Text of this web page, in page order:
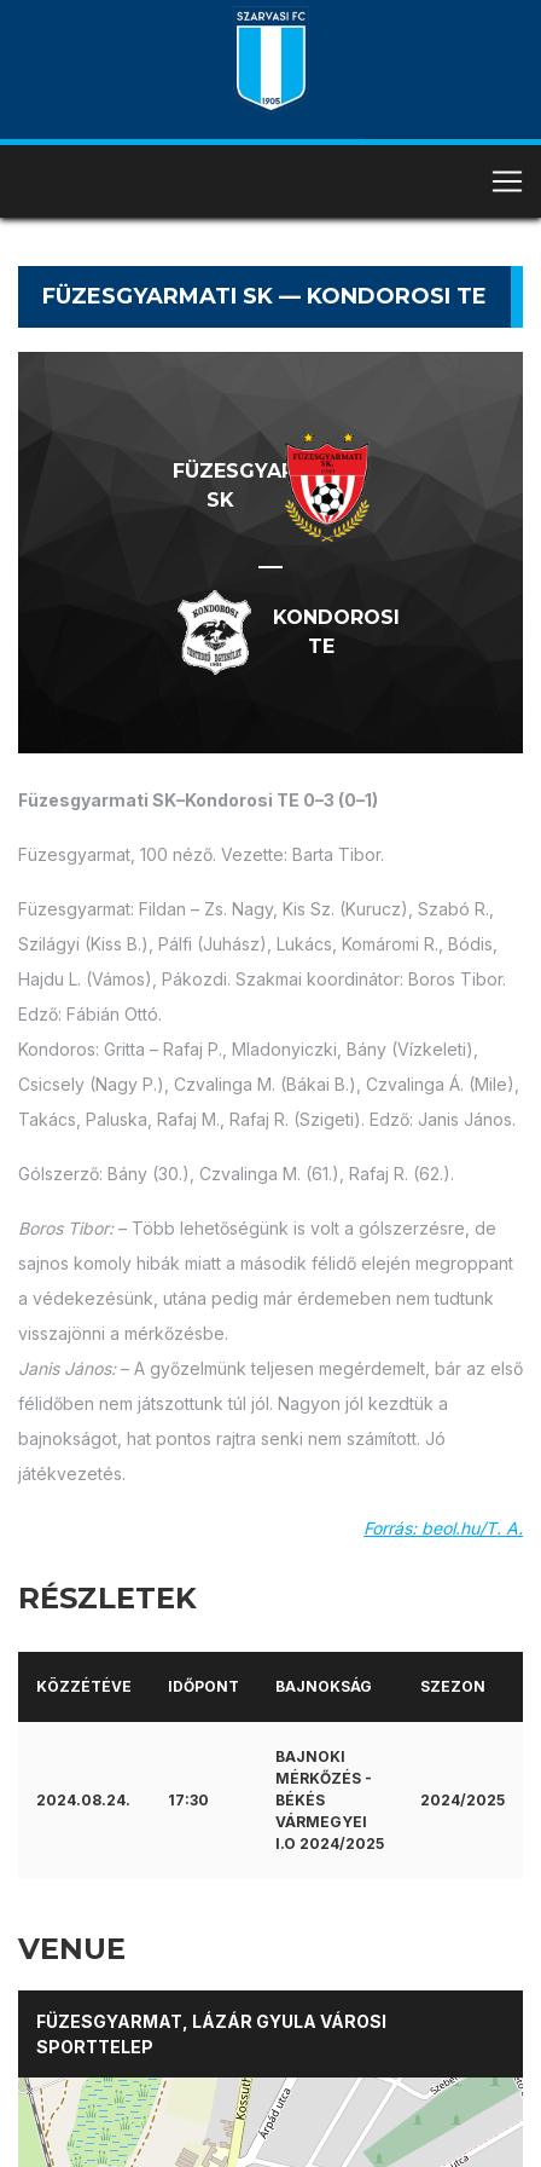
FÜZESGYARMATI SK — KONDOROSI TE
FÜZESGYARMATI
SK
—
KONDOROSI
TE
Füzesgyarmati SK–Kondorosi TE 0–3 (0–1)
Füzesgyarmat, 100 néző. Vezette: Barta Tibor.
Füzesgyarmat: Fildan – Zs. Nagy, Kis Sz. (Kurucz), Szabó R.,
Szilágyi (Kiss B.), Pálfi (Juhász), Lukács, Komáromi R., Bódis,
Hajdu L. (Vámos), Pákozdi. Szakmai koordinátor: Boros Tibor.
Edző: Fábián Ottó.
Kondoros: Gritta – Rafaj P., Mladonyiczki, Bány (Vízkeleti),
Csicsely (Nagy P.), Czvalinga M. (Bákai B.), Czvalinga Á. (Mile),
Takács, Paluska, Rafaj M., Rafaj R. (Szigeti). Edző: Janis János.
Gólszerző: Bány (30.), Czvalinga M. (61.), Rafaj R. (62.).
Boros Tibor:– Több lehetőségünk is volt a gólszerzésre, de
sajnos komoly hibák miatt a második félidő elején megroppant
a védekezésünk, utána pedig már érdemeben nem tudtunk
visszajönni a mérkőzésbe.
Janis János:– A győzelmünk teljesen megérdemelt, bár az első
félidőben nem játszottunk túl jól. Nagyon jól kezdtük a
bajnokságot, hat pontos rajtra senki nem számított. Jó
játékvezetés.
Forrás: beol.hu/T. A.
RÉSZLETEK
KÖZZÉTÉVE IDŐPONT BAJNOKSÁG SZEZON
2024.08.24. 17:30
BAJNOKI
MÉRKŐZÉS -
BÉKÉS
VÁRMEGYEI
I.O 2024/2025
2024/2025
VENUE
FÜZESGYARMAT, LÁZÁR GYULA VÁROSI
SPORTTELEP